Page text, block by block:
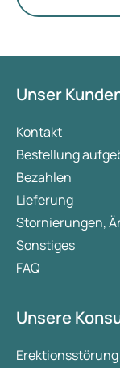
Unser
Kontakt
Bestellung
Bezahlen
Lieferung
Stornierungen,
Sonstiges
FAQ
Unsere
Erektionsstörung